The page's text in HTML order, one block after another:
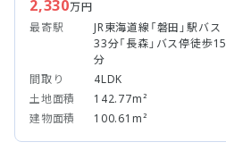
2,330万円
最寄駅
JR東海道線「磐田」駅バス
33分「長森」バス停徒歩15
分
間取り
4LDK
土地面積
142.77m²
建物面積
100.61m²